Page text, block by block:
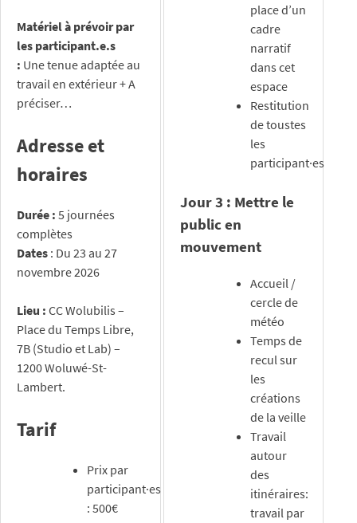
Matériel à prévoir par
les participant.e.s
: Une tenue adaptée au
travail en extérieur + A
préciser…
Adresse et
horaires
Durée : 5 journées
complètes
Dates : Du 23 au 27
novembre 2026
Lieu : CC Wolubilis –
Place du Temps Libre,
7B (Studio et Lab) –
1200 Woluwé-St-
Lambert.
Tarif
Prix par
participant·es
: 500€
place d’un
cadre
narratif
dans cet
espace
Restitution
de toustes
les
participant·es
Jour 3 : Mettre le
public en
mouvement
Accueil /
cercle de
météo
Temps de
recul sur
les
créations
de la veille
Travail
autour
des
itinéraires:
travail par